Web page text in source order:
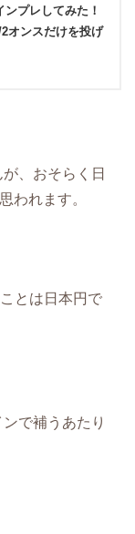
プレしてみた！
オンスだけを投げ
、おそらく日
われます。
とは日本円で
で補うあたり